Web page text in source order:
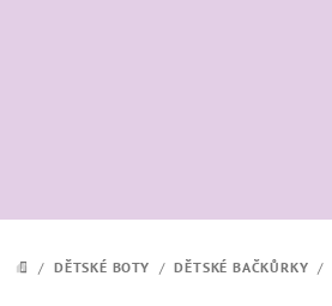
DOMŮ
/ DĚTSKÉ BOTY / DĚTSKÉ BAČKŮRKY /